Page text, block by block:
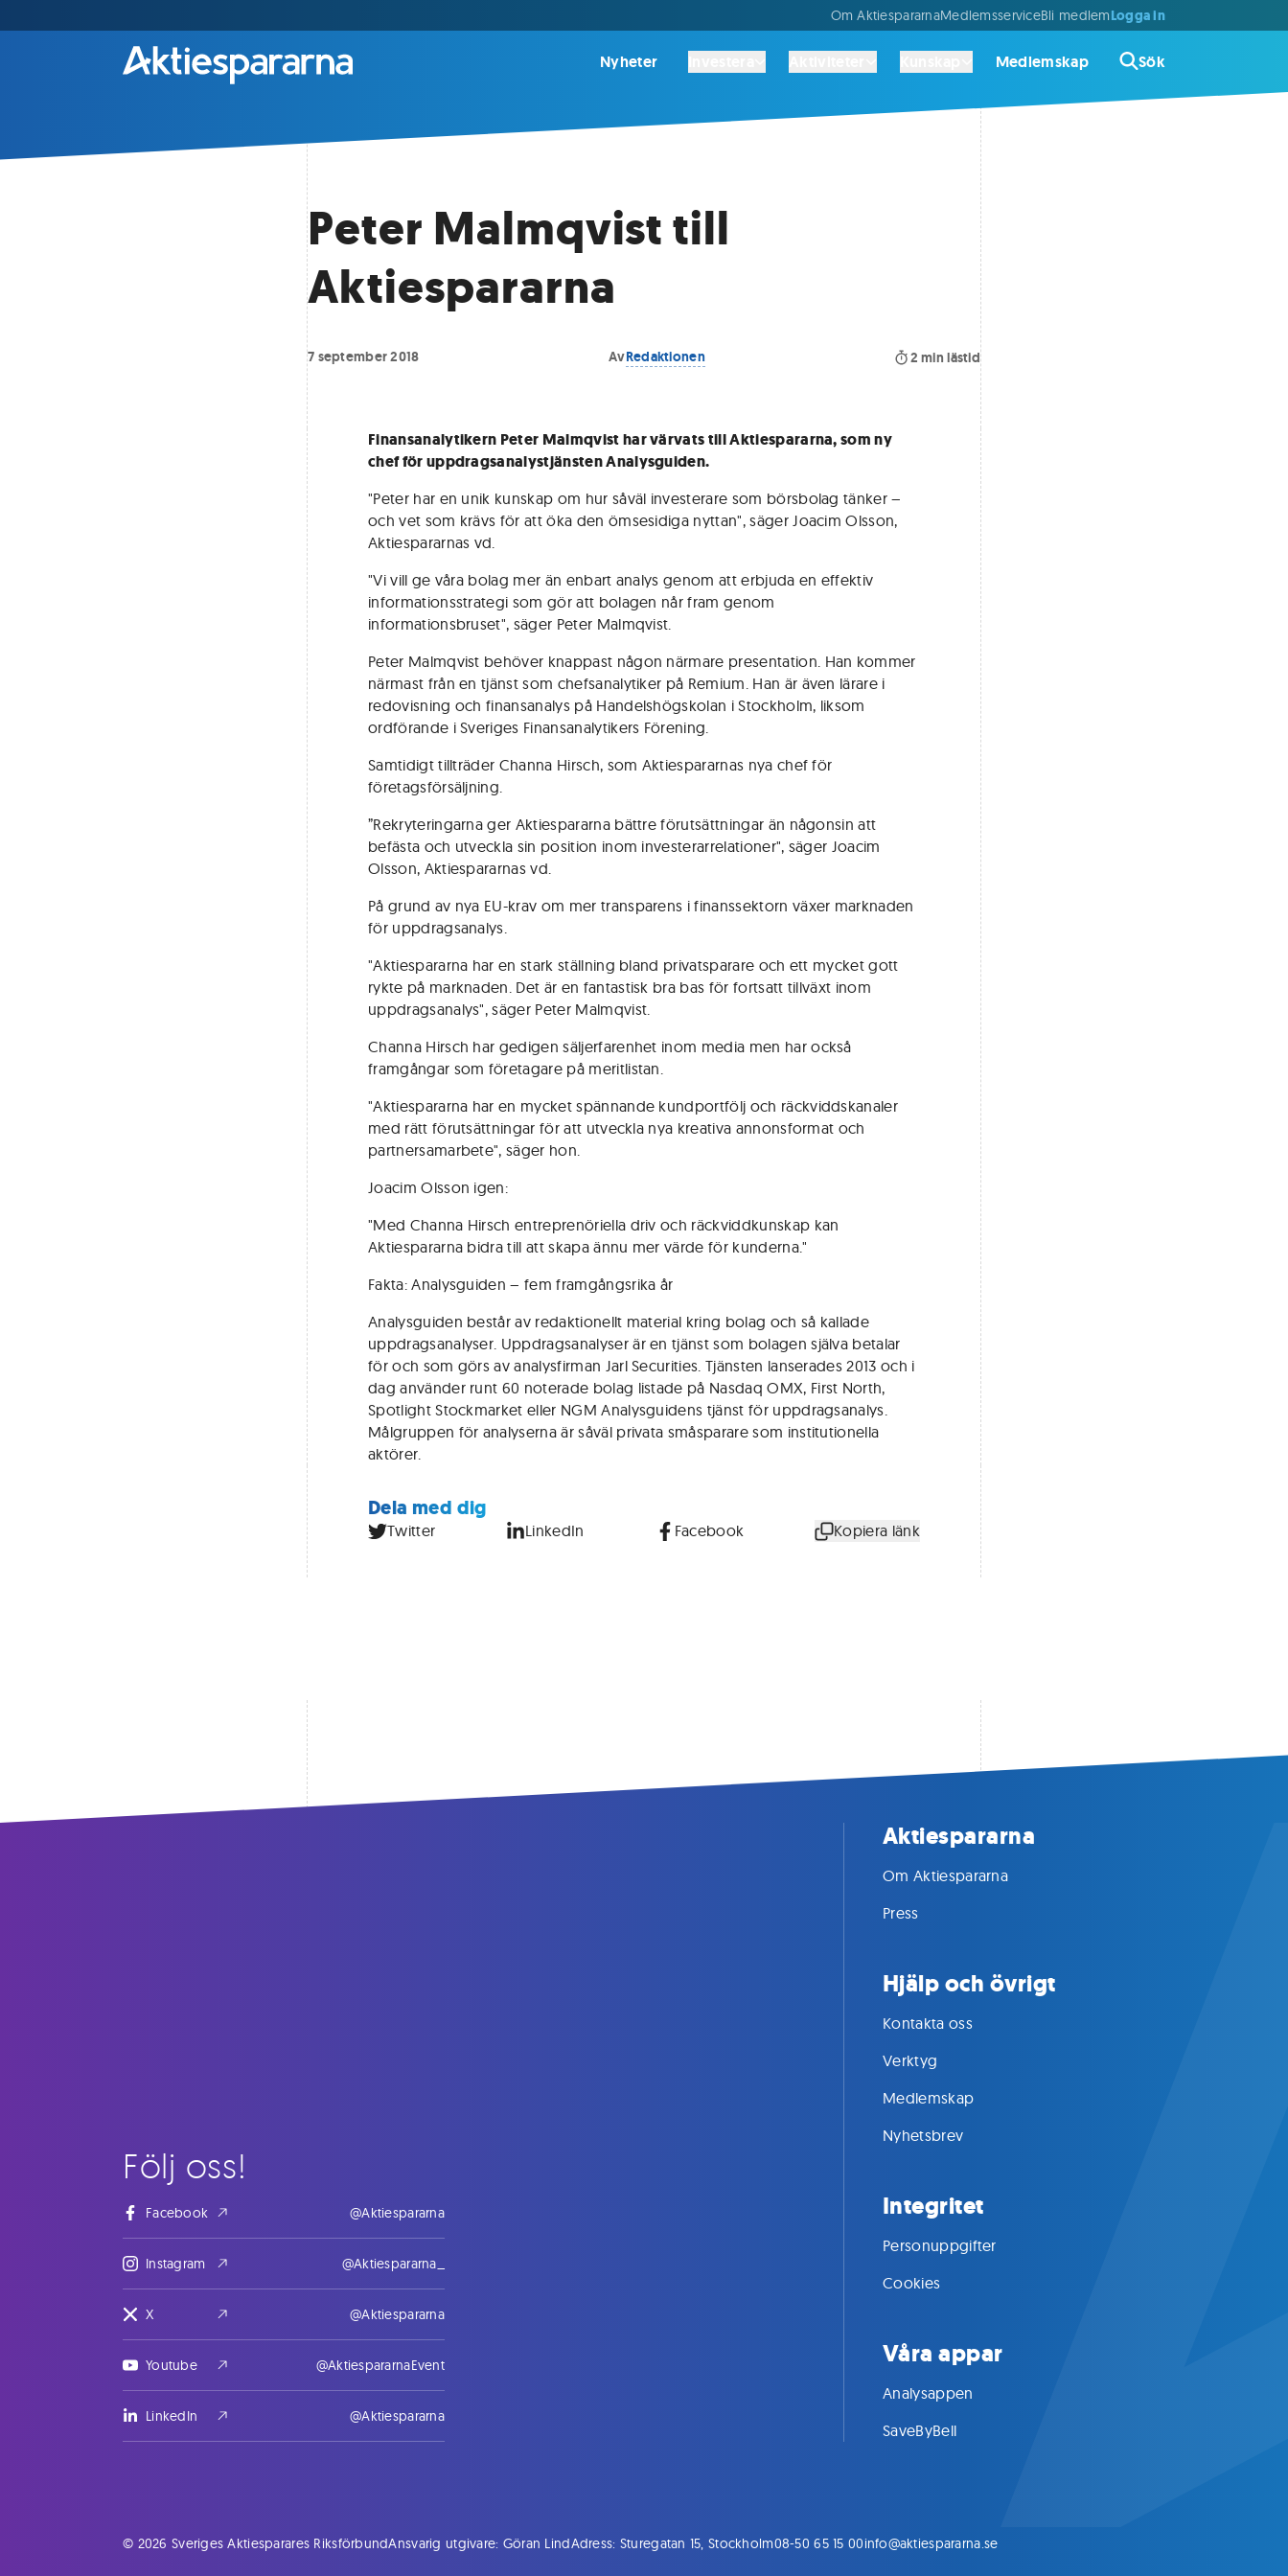
Om AktiespararnaMedlemsserviceBli medlemLogga in
Nyheter Medlemskap Sök
Peter Malmqvist till
Aktiespararna
7 september 2018 AvRedaktionen 2 min lästid
Finansanalytikern Peter Malmqvist har värvats till Aktiespararna, som ny
chef för uppdragsanalystjänsten Analysguiden.
"Peter har en unik kunskap om hur såväl investerare som börsbolag tänker –
och vet som krävs för att öka den ömsesidiga nyttan", säger Joacim Olsson,
Aktiespararnas vd.
"Vi vill ge våra bolag mer än enbart analys genom att erbjuda en effektiv
informationsstrategi som gör att bolagen når fram genom
informationsbruset", säger Peter Malmqvist.
Peter Malmqvist behöver knappast någon närmare presentation. Han kommer
närmast från en tjänst som chefsanalytiker på Remium. Han är även lärare i
redovisning och finansanalys på Handelshögskolan i Stockholm, liksom
ordförande i Sveriges Finansanalytikers Förening.
Samtidigt tillträder Channa Hirsch, som Aktiespararnas nya chef för
företagsförsäljning.
”Rekryteringarna ger Aktiespararna bättre förutsättningar än någonsin att
befästa och utveckla sin position inom investerarrelationer", säger Joacim
Olsson, Aktiespararnas vd.
På grund av nya EU-krav om mer transparens i finanssektorn växer marknaden
för uppdragsanalys.
"Aktiespararna har en stark ställning bland privatsparare och ett mycket gott
rykte på marknaden. Det är en fantastisk bra bas för fortsatt tillväxt inom
uppdragsanalys", säger Peter Malmqvist.
Channa Hirsch har gedigen säljerfarenhet inom media men har också
framgångar som företagare på meritlistan.
"Aktiespararna har en mycket spännande kundportfölj och räckviddskanaler
med rätt förutsättningar för att utveckla nya kreativa annonsformat och
partnersamarbete", säger hon.
Joacim Olsson igen:
"Med Channa Hirsch entreprenöriella driv och räckviddkunskap kan
Aktiespararna bidra till att skapa ännu mer värde för kunderna."
Fakta: Analysguiden – fem framgångsrika år
Analysguiden består av redaktionellt material kring bolag och så kallade
uppdragsanalyser. Uppdragsanalyser är en tjänst som bolagen själva betalar
för och som görs av analysfirman Jarl Securities. Tjänsten lanserades 2013 och i
dag använder runt 60 noterade bolag listade på Nasdaq OMX, First North,
Spotlight Stockmarket eller NGM Analysguidens tjänst för uppdragsanalys.
Målgruppen för analyserna är såväl privata småsparare som institutionella
aktörer.
Dela med dig
Twitter LinkedIn Facebook Kopiera länk
Följ oss!
Facebook @Aktiespararna
Instagram @Aktiespararna_
X @Aktiespararna
Youtube @AktiespararnaEvent
LinkedIn @Aktiespararna
Aktiespararna
Om Aktiespararna
Press
Hjälp och övrigt
Kontakta oss
Verktyg
Medlemskap
Nyhetsbrev
Integritet
Personuppgifter
Cookies
Våra appar
Analysappen
SaveByBell
© 2026 Sveriges Aktiesparares RiksförbundAnsvarig utgivare: Göran LindAdress: Sturegatan 15, Stockholm08-50 65 15 00info@aktiespararna.se